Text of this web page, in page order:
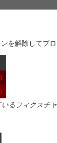
を解除してプ
るフィクスチャ